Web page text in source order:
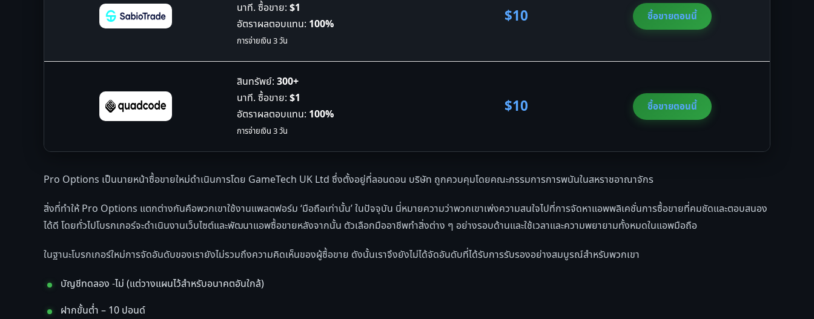
นาที. ซื้อขาย: $1
อัตราผลตอบแทน: 100%
การจ่ายเงิน 3 วัน
$10 ซื้อขายตอนนี้
สินทรัพย์: 300+
นาที. ซื้อขาย: $1
อัตราผลตอบแทน: 100%
การจ่ายเงิน 3 วัน
$10 ซื้อขายตอนนี้
Pro Options เป็นนายหน้าซื้อขายใหม่ดำเนินการโดย GameTech UK Ltd ซึ่งตั้งอยู่ที่ลอนดอน บริษัท ถูกควบคุมโดยคณะกรรมการการพนันในสหราชอาณาจักร
สิ่งที่ทำให้ Pro Options แตกต่างกันคือพวกเขาใช้งานแพลตฟอร์ม ‘มือถือเท่านั้น’ ในปัจจุบัน นี่หมายความว่าพวกเขาเพ่งความสนใจไปที่การจัดหาแอพพลิเคชั่นการซื้อขายที่คมชัดและตอบสนอง
ได้ดี โดยทั่วไปโบรกเกอร์จะดำเนินงานเว็บไซต์และพัฒนาแอพซื้อขายหลังจากนั้น ตัวเลือกมืออาชีพทำสิ่งต่าง ๆ อย่างรอบด้านและใช้เวลาและความพยายามทั้งหมดในแอพมือถือ
ในฐานะโบรกเกอร์ใหม่การจัดอันดับของเรายังไม่รวมถึงความคิดเห็นของผู้ซื้อขาย ดังนั้นเราจึงยังไม่ได้จัดอันดับที่ได้รับการรับรองอย่างสมบูรณ์สำหรับพวกเขา
บัญชีทดลอง -ไม่ (แต่วางแผนไว้สำหรับอนาคตอันใกล้)
ฝากขั้นต่ำ – 10 ปอนด์